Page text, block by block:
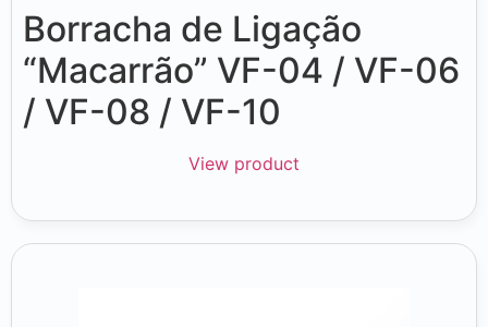
Borracha de Ligação
“Macarrão” VF-04 / VF-06
/ VF-08 / VF-10
View product